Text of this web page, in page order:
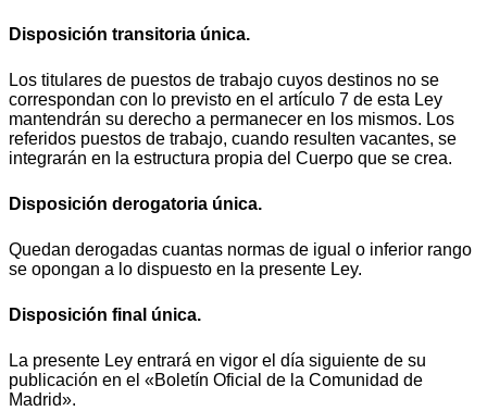
Disposición transitoria única.
Los titulares de puestos de trabajo cuyos destinos no se
correspondan con lo previsto en el artículo 7 de esta Ley
mantendrán su derecho a permanecer en los mismos. Los
referidos puestos de trabajo, cuando resulten vacantes, se
integrarán en la estructura propia del Cuerpo que se crea.
Disposición derogatoria única.
Quedan derogadas cuantas normas de igual o inferior rango
se opongan a lo dispuesto en la presente Ley.
Disposición final única.
La presente Ley entrará en vigor el día siguiente de su
publicación en el «Boletín Oficial de la Comunidad de
Madrid».